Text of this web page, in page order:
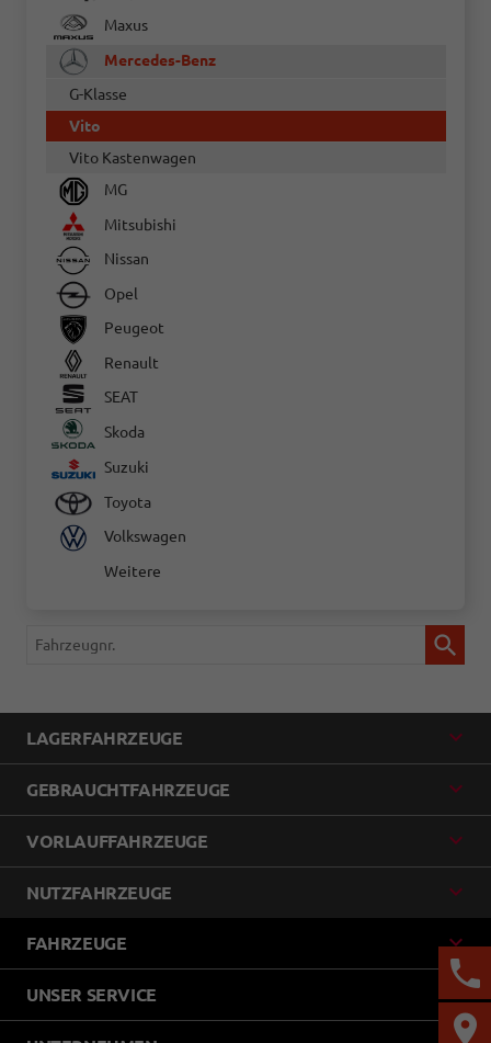
Maxus
Mercedes-Benz
G-Klasse
Vito
Vito Kastenwagen
MG
Mitsubishi
Nissan
Opel
Peugeot
Renault
SEAT
Skoda
Suzuki
Toyota
Volkswagen
Weitere
Fahrzeugnr.
LAGERFAHRZEUGE
GEBRAUCHTFAHRZEUGE
VORLAUFFAHRZEUGE
NUTZFAHRZEUGE
FAHRZEUGE
UNSER SERVICE